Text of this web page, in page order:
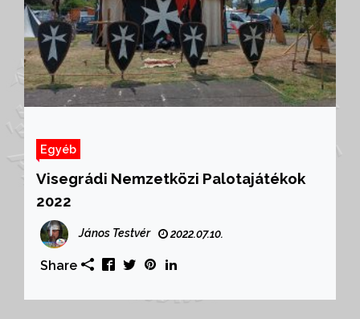
Egyéb
Visegrádi Nemzetközi Palotajátékok
2022
János Testvér 2022.07.10.
Share